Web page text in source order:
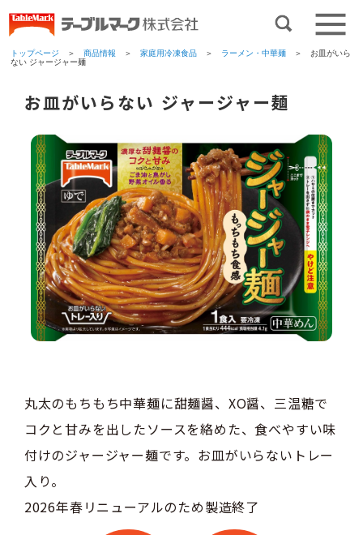
トップページ ＞商品情報 ＞家庭用冷凍食品 ＞ ラーメン・中華麺 ＞ お皿がいら
ない ジャージャー麺
丸太のもちもち中華麺に甜麺醤、XO醤、三温糖で
コクと甘みを出したソースを絡めた、食べやすい味
付けのジャージャー麺です。お皿がいらないトレー
入り。
2026年春リニューアルのため製造終了
お皿がいらない ジャージャー麺